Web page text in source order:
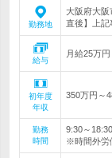
勤務地
大阪府大阪
直後】上記
給与
月給25万
初年度
年収
350万円～
勤務
時間
9:30～
※時間外労